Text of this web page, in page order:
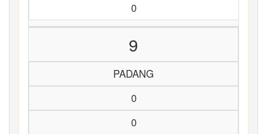
0
9
PADANG
0
0